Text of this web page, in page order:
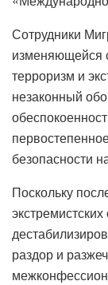
Сотрудники
изменяющейся
терроризм и
незаконный
безопасности
Поскольку
раздор и